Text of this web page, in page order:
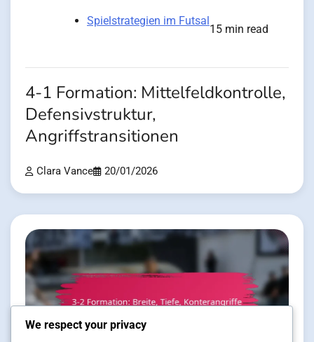
Spielstrategien im Futsal
15 min read
4-1 Formation: Mittelfeldkontrolle,
Defensivstruktur,
Angriffstransitionen
Clara Vance 20/01/2026
We respect your privacy